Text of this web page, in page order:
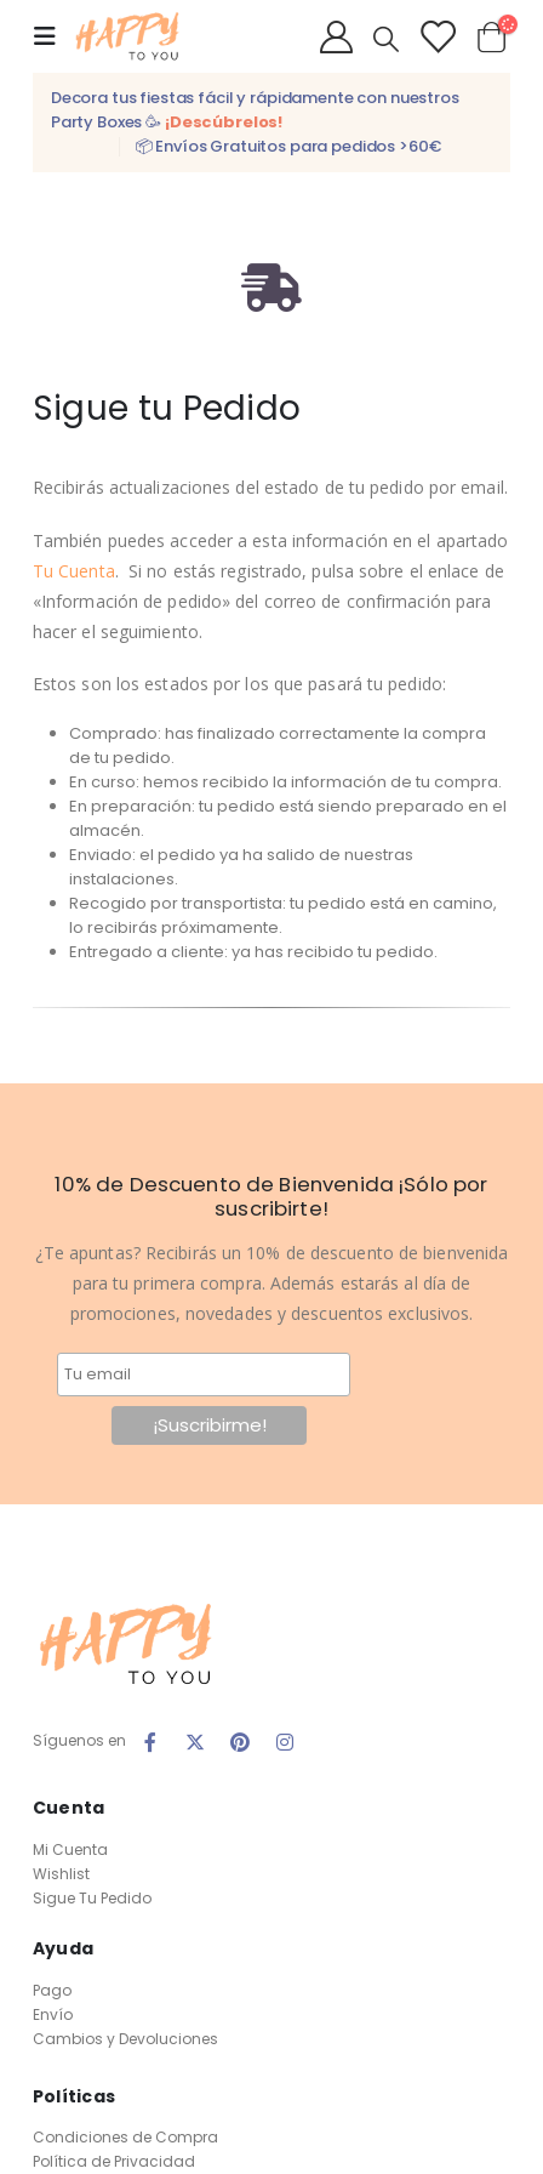
Decora tus fiestas fácil y rápidamente con nuestros
Party Boxes 🥳 ¡Descúbrelos!
📦 Envíos Gratuitos para pedidos >60€
Sigue tu Pedido
Recibirás actualizaciones del estado de tu pedido por email.
También puedes acceder a esta información en el apartado
Tu Cuenta. Si no estás registrado, pulsa sobre el enlace de
«Información de pedido» del correo de confirmación para
hacer el seguimiento.
Estos son los estados por los que pasará tu pedido:
Comprado: has finalizado correctamente la compra
de tu pedido.
En curso: hemos recibido la información de tu compra.
En preparación: tu pedido está siendo preparado en el
almacén.
Enviado: el pedido ya ha salido de nuestras
instalaciones.
Recogido por transportista: tu pedido está en camino,
lo recibirás próximamente.
Entregado a cliente: ya has recibido tu pedido.
10% de Descuento de Bienvenida ¡Sólo por
suscribirte!
¿Te apuntas? Recibirás un 10% de descuento de bienvenida
para tu primera compra. Además estarás al día de
promociones, novedades y descuentos exclusivos.
Síguenos en
Cuenta
Mi Cuenta
Wishlist
Sigue Tu Pedido
Ayuda
Pago
Envío
Cambios y Devoluciones
Políticas
Condiciones de Compra
Política de Privacidad